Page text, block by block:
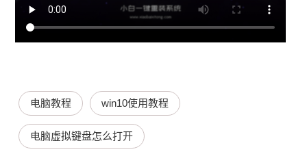
电脑教程 win10使用教程
电脑虚拟键盘怎么打开